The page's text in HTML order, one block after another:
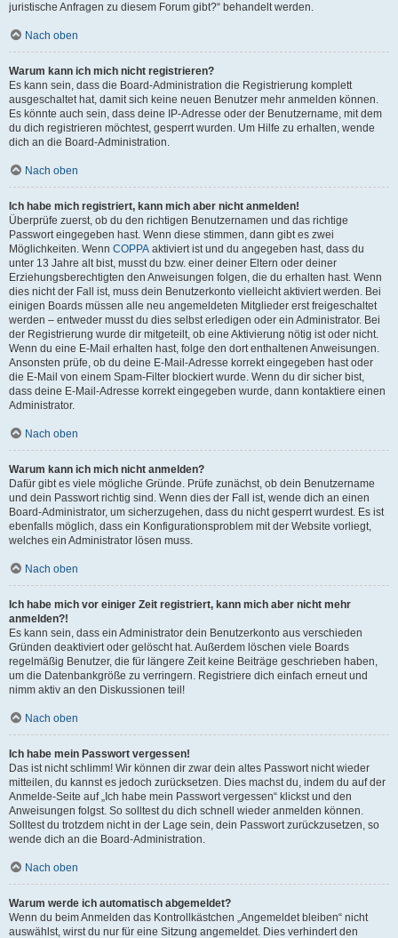
juristische Anfragen zu diesem Forum gibt?“ behandelt werden.
Nach oben
Warum kann ich mich nicht registrieren?
Es kann sein, dass die Board-Administration die Registrierung komplett
ausgeschaltet hat, damit sich keine neuen Benutzer mehr anmelden können.
Es könnte auch sein, dass deine IP-Adresse oder der Benutzername, mit dem
du dich registrieren möchtest, gesperrt wurden. Um Hilfe zu erhalten, wende
dich an die Board-Administration.
Nach oben
Ich habe mich registriert, kann mich aber nicht anmelden!
Überprüfe zuerst, ob du den richtigen Benutzernamen und das richtige
Passwort eingegeben hast. Wenn diese stimmen, dann gibt es zwei
Möglichkeiten. Wenn COPPA aktiviert ist und du angegeben hast, dass du
unter 13 Jahre alt bist, musst du bzw. einer deiner Eltern oder deiner
Erziehungsberechtigten den Anweisungen folgen, die du erhalten hast. Wenn
dies nicht der Fall ist, muss dein Benutzerkonto vielleicht aktiviert werden. Bei
einigen Boards müssen alle neu angemeldeten Mitglieder erst freigeschaltet
werden – entweder musst du dies selbst erledigen oder ein Administrator. Bei
der Registrierung wurde dir mitgeteilt, ob eine Aktivierung nötig ist oder nicht.
Wenn du eine E-Mail erhalten hast, folge den dort enthaltenen Anweisungen.
Ansonsten prüfe, ob du deine E-Mail-Adresse korrekt eingegeben hast oder
die E-Mail von einem Spam-Filter blockiert wurde. Wenn du dir sicher bist,
dass deine E-Mail-Adresse korrekt eingegeben wurde, dann kontaktiere einen
Administrator.
Nach oben
Warum kann ich mich nicht anmelden?
Dafür gibt es viele mögliche Gründe. Prüfe zunächst, ob dein Benutzername
und dein Passwort richtig sind. Wenn dies der Fall ist, wende dich an einen
Board-Administrator, um sicherzugehen, dass du nicht gesperrt wurdest. Es ist
ebenfalls möglich, dass ein Konfigurationsproblem mit der Website vorliegt,
welches ein Administrator lösen muss.
Nach oben
Ich habe mich vor einiger Zeit registriert, kann mich aber nicht mehr
anmelden?!
Es kann sein, dass ein Administrator dein Benutzerkonto aus verschieden
Gründen deaktiviert oder gelöscht hat. Außerdem löschen viele Boards
regelmäßig Benutzer, die für längere Zeit keine Beiträge geschrieben haben,
um die Datenbankgröße zu verringern. Registriere dich einfach erneut und
nimm aktiv an den Diskussionen teil!
Nach oben
Ich habe mein Passwort vergessen!
Das ist nicht schlimm! Wir können dir zwar dein altes Passwort nicht wieder
mitteilen, du kannst es jedoch zurücksetzen. Dies machst du, indem du auf der
Anmelde-Seite auf „Ich habe mein Passwort vergessen“ klickst und den
Anweisungen folgst. So solltest du dich schnell wieder anmelden können.
Solltest du trotzdem nicht in der Lage sein, dein Passwort zurückzusetzen, so
wende dich an die Board-Administration.
Nach oben
Warum werde ich automatisch abgemeldet?
Wenn du beim Anmelden das Kontrollkästchen „Angemeldet bleiben“ nicht
auswählst, wirst du nur für eine Sitzung angemeldet. Dies verhindert den